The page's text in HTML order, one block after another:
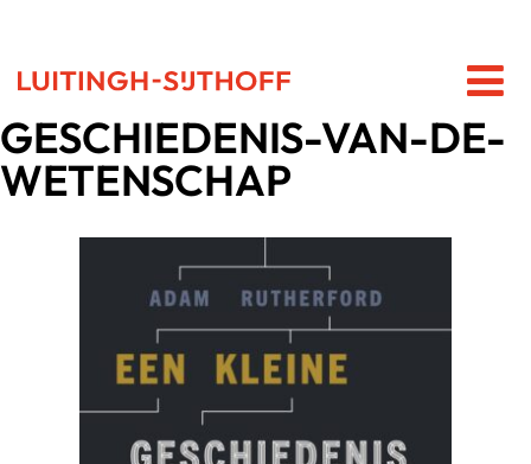
GESCHIEDENIS-VAN-DE-
WETENSCHAP